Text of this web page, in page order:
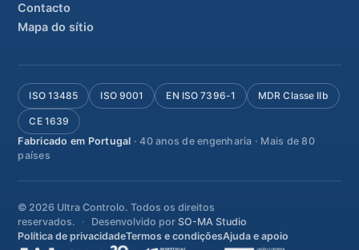
Contacto
Mapa do sítio
ISO 13485 ISO 9001 EN ISO 7396-1 MDR Classe IIb
CE 1639
Fabricado em Portugal · 40 anos de engenharia · Mais de 80
países
© 2026 Ultra Controlo. Todos os direitos
reservados.
Desenvolvido porSO-MA Studio
Política de privacidadeTermos e condiçõesAjuda e apoio